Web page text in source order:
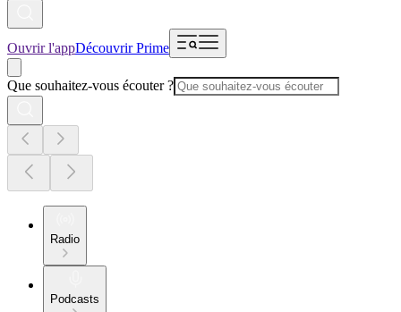
Ouvrir l'appDécouvrir Prime
Que souhaitez-vous écouter ?
Radio
Podcasts